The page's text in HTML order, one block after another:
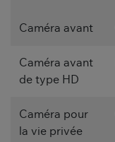
Caméra avant
Caméra avant
de type HD
Caméra pour
la vie privée